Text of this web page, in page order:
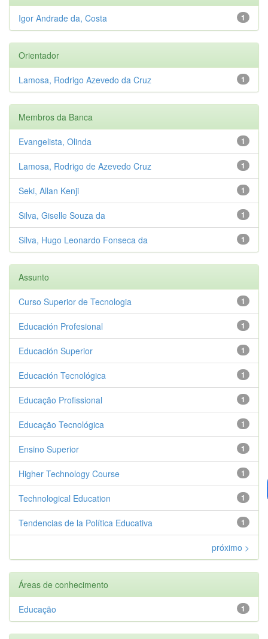
1
Igor Andrade da, Costa
Orientador
1
Lamosa, Rodrigo Azevedo da Cruz
Membros da Banca
1
Evangelista, Olinda
1
Lamosa, Rodrigo de Azevedo Cruz
1
Seki, Allan Kenji
1
Silva, Giselle Souza da
1
Silva, Hugo Leonardo Fonseca da
Assunto
1
Curso Superior de Tecnologia
1
Educación Profesional
1
Educación Superior
1
Educación Tecnológica
1
Educação Profissional
1
Educação Tecnológica
1
Ensino Superior
1
Higher Technology Course
1
Technological Education
1
Tendencias de la Política Educativa
próximo >
Áreas de conhecimento
1
Educação